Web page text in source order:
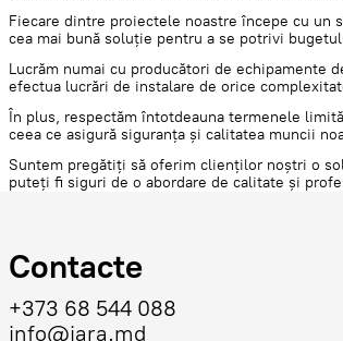
Fiecare dintre proiectele noastre începe cu
cea mai bună soluție pentru a se potrivi
Lucrăm numai cu producători de
efectua lucrări de instalare de orice
În plus, respectăm întotdeauna termenele
ceea ce asigură siguranța și calitatea muncii
Suntem pregătiți să oferim clienților noștri o
puteți fi siguri de o abordare de calitate și
Contacte
+373 68 544 088
info@jara.md